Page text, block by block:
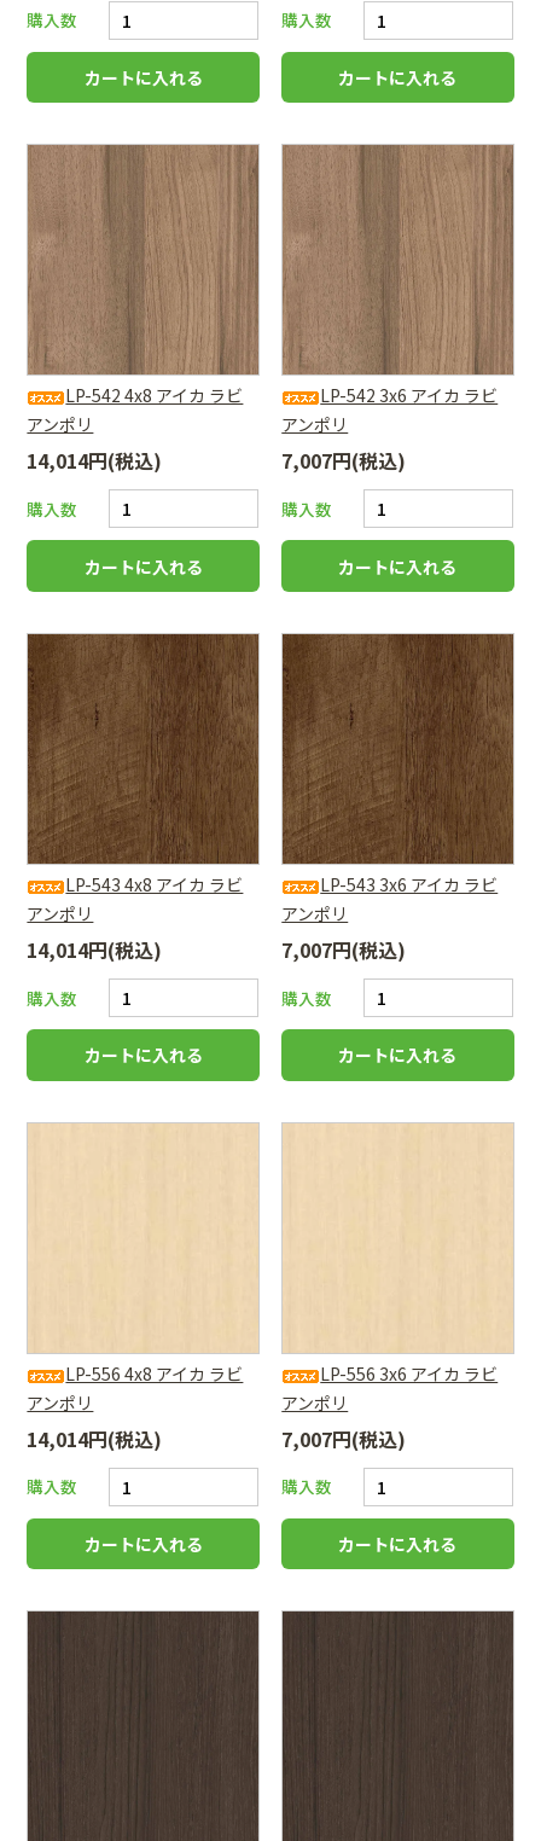
購入数 購入数
LP-542 4x8 アイカ ラビ
アンポリ
14,014円(税込)
購入数
LP-542 3x6 アイカ ラビ
アンポリ
7,007円(税込)
購入数
LP-543 4x8 アイカ ラビ
アンポリ
14,014円(税込)
購入数
LP-543 3x6 アイカ ラビ
アンポリ
7,007円(税込)
購入数
LP-556 4x8 アイカ ラビ
アンポリ
14,014円(税込)
購入数
LP-556 3x6 アイカ ラビ
アンポリ
7,007円(税込)
購入数